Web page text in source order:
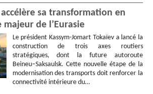
accélère sa transformation en
majeur de l’Eurasie
Le président Kassym-Jomart Tokaïev a lancé la
construction de trois axes routiers
stratégiques, dont la future autoroute
Beineu–Saksaulsk. Cette nouvelle étape de la
modernisation des transports doit renforcer la
connectivité intérieure du…